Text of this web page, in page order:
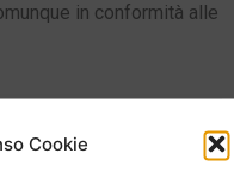
Cookie
in conformità alle